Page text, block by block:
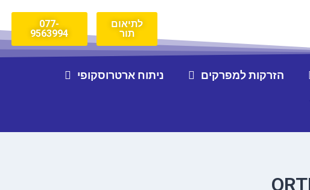
לתיאום
תור
077-
9563994
הזרקות למפרקים ניתוח ארטרוסקופי